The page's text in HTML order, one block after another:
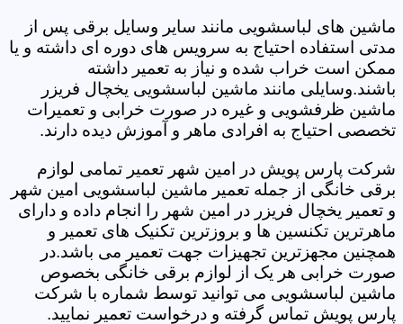
ماشین های لباسشویی مانند سایر وسایل برقی پس از
مدتی استفاده احتیاج به سرویس های دوره ای داشته و یا
ممکن است خراب شده و نیاز به تعمیر داشته
باشند.وسایلی مانند ماشین لباسشویی یخچال فریزر
ماشین ظرفشویی و غیره در صورت خرابی و تعمیرات
تخصصی احتیاج به افرادی ماهر و آموزش دیده دارند.
شرکت پارس پویش در امین شهر تعمیر تمامی لوازم
برقی خانگی از جمله تعمیر ماشین لباسشویی امین شهر
و تعمیر یخچال فریزر در امین شهر را انجام داده و دارای
ماهرترین تکنسین ها و بروزترین تکنیک های تعمیر و
همچنین مجهزترین تجهیزات جهت تعمیر می باشد.در
صورت خرابی هر یک از لوازم برقی خانگی بخصوص
ماشین لباسشویی می توانید توسط شماره با شرکت
پارس پویش تماس گرفته و درخواست تعمیر نمایید.